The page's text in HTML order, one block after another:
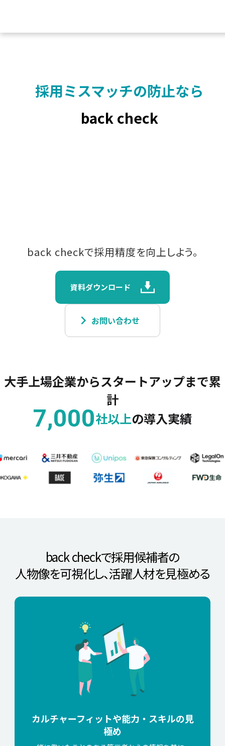
採用ミスマッチの防止なら
back check
back checkで採用精度を向上しよう。
資料ダウンロード
keyboard_arrow_right お問い合わせ
大手上場企業からスタートアップまで累
計
7,000社以上の導入実績
back checkで採用候補者の
人物像を可視化し、活躍人材を見極める
カルチャーフィットや能力・スキルの見
極め